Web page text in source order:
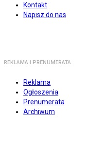
Kontakt
Napisz do nas
REKLAMA I PRENUMERATA
Reklama
Ogłoszenia
Prenumerata
Archiwum